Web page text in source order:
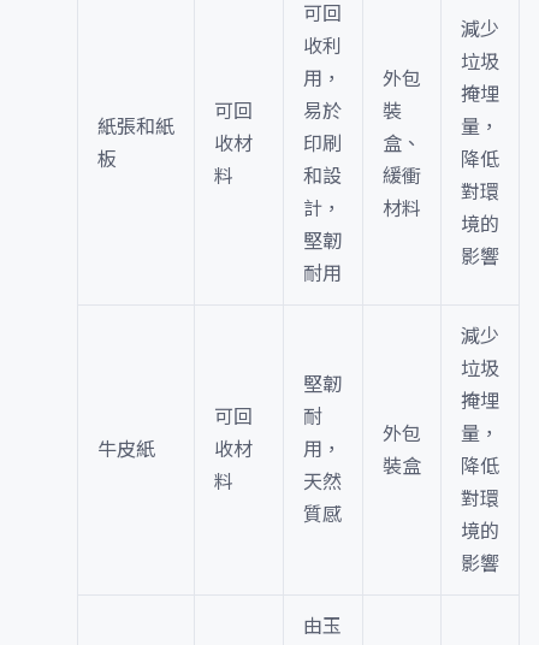
紙張和紙
板
可回
收材
料
可回
收利
用，
易於
印刷
和設
計，
堅韌
耐用
外包
裝
盒、
緩衝
材料
減少
垃圾
掩埋
量，
降低
對環
境的
影響
牛皮紙
可回
收材
料
堅韌
耐
用，
天然
質感
外包
裝盒
減少
垃圾
掩埋
量，
降低
對環
境的
影響
由玉